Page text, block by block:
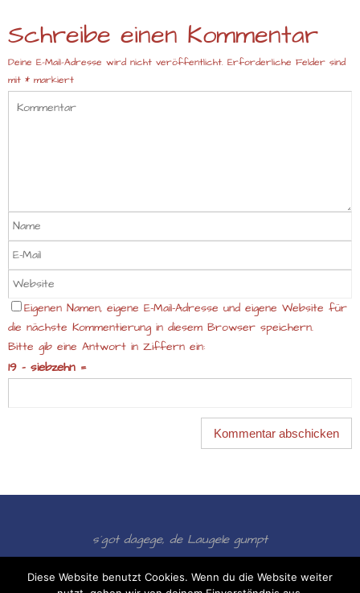
Schreibe einen Kommentar
Deine E-Mail-Adresse wird nicht veröffentlicht. Erforderliche Felder sind
mit * markiert
Eigenen Namen, eigene E-Mail-Adresse und eigene Website für
die nächste Kommentierung in diesem Browser speichern.
Bitte gib eine Antwort in Ziffern ein:
19 − siebzehn =
s´got dagege, de Laugele gumpt
Präsentiert vonNirvana& WordPress.
Diese Website benutzt Cookies. Wenn du die Website weiter